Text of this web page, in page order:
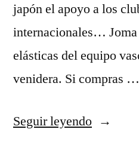
japón el apoyo a los
internacionales… Joma
elásticas del equipo
venidera. Si compras …
Seguir leyendo